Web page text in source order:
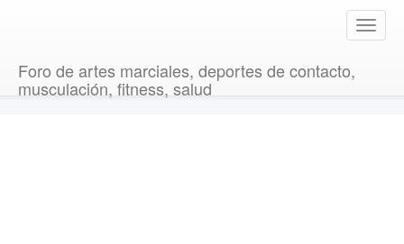
T
o
Foro de artes marciales, deportes de contacto,
musculación, fitness, salud